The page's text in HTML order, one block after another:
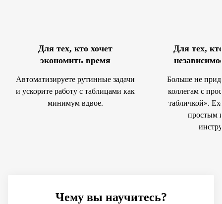
Для тех, кто хочет
экономить время
Автоматизируете рутинные задачи
и ускорите работу с таблицами как
минимум вдвое.
Для тех,
Больше не
коллегам с
табличкой».
простым
Чему вы научитесь?